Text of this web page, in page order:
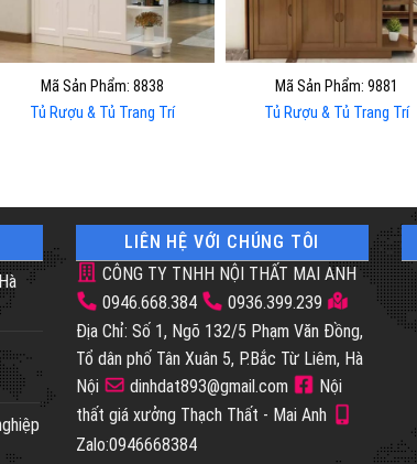
Mã Sản Phẩm: 8838
Tủ Rượu & Tủ Trang Trí
Mã Sản Phẩm: 9881
Tủ Rượu & Tủ Trang Trí
LIÊN HỆ VỚI CHÚNG TÔI
CÔNG TY TNHH NỘI THẤT MAI ANH
0946.668.384
0936.399.239
Địa Chỉ: Số 1, Ngõ 132/5 Phạm Văn Đồng,
Tổ dân phố Tân Xuân 5, P.Bắc Từ Liêm, Hà
Nội
dinhdat893@gmail.com
Nội
thất giá xưởng Thạch Thất - Mai Anh
Zalo:0946668384